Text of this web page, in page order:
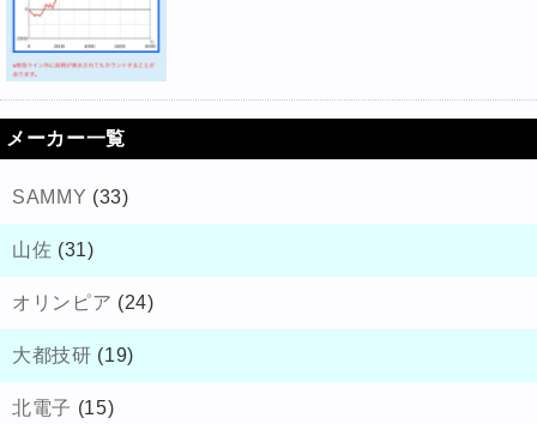
メーカー一覧
SAMMY (33)
山佐 (31)
オリンピア (24)
大都技研 (19)
北電子 (15)